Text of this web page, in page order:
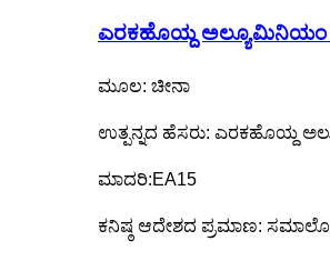
ಎರಕಹೊಯ್ದ
ಮೂಲ: ಚೀನಾ
ಉತ್ಪನ್ನದ ಹೆಸರು:
ಮಾದರಿ:EA15
ಕನಿಷ್ಠ ಆದೇಶದ ಪ್ರಮಾಣ: